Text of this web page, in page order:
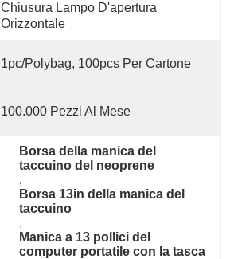
Chiusura Lampo D'apertura
Orizzontale
1pc/polybag, 100pcs Per Cartone
100.000 Pezzi Al Mese
Borsa della manica del
taccuino del neoprene
,
Borsa 13in della manica del
taccuino
,
Manica a 13 pollici del
computer portatile con la tasca